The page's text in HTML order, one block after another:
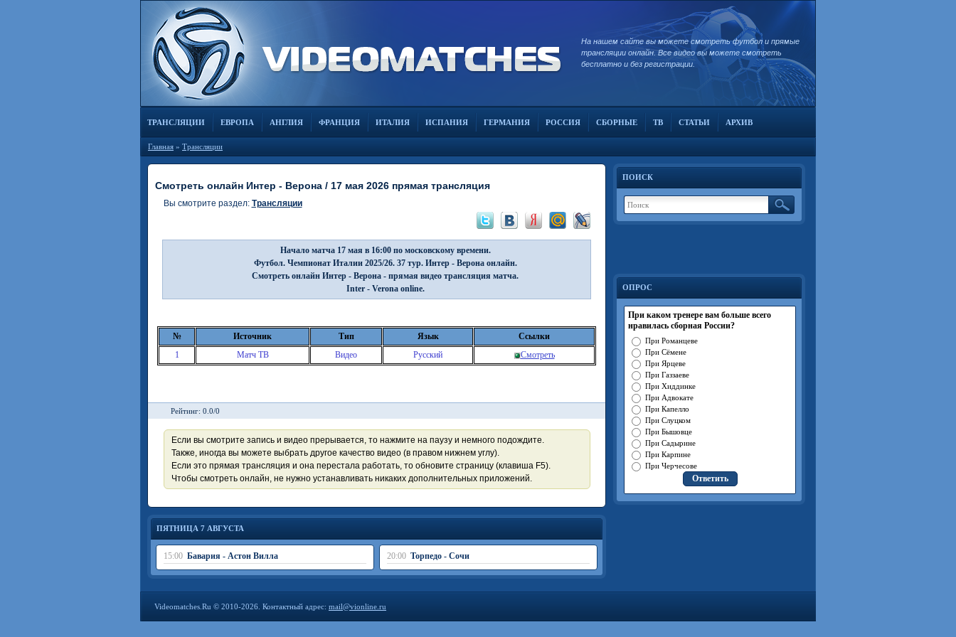
На нашем сайте вы можете смотреть футбол и прямые
трансляции онлайн. Все видео вы можете смотреть
бесплатно и без регистрации.
ТРАНСЛЯЦИИ ЕВРОПА АНГЛИЯ ФРАНЦИЯ ИТАЛИЯ ИСПАНИЯ ГЕРМАНИЯ РОССИЯ СБОРНЫЕ ТВ СТАТЬИ АРХИВ
Главная » Трансляции
Смотреть онлайн Интер - Верона / 17 мая 2026 прямая трансляция
Вы смотрите раздел: Трансляции
Начало матча 17 мая в 16:00 по московскому времени.
Футбол. Чемпионат Италии 2025/26. 37 тур. Интер - Верона онлайн.
Смотреть онлайн Интер - Верона - прямая видео трансляция матча.
Inter - Verona online.
№ Источник Тип Язык
Ссылки
1
Матч ТВ Видео Русский Смотреть
Рейтинг: 0.0/0
Если вы смотрите запись и видео прерывается, то нажмите на паузу и немного подождите.
Также, иногда вы можете выбрать другое качество видео (в правом нижнем углу).
Если это прямая трансляция и она перестала работать, то обновите страницу (клавиша F5).
Чтобы смотреть онлайн, не нужно устанавливать никаких дополнительных приложений.
ПЯТНИЦА 7 АВГУСТА
15:00 Бавария - Астон Вилла 20:00 Торпедо - Сочи
ПОИСК
ОПРОС
При каком тренере вам больше всего
нравилась сборная России?
При Романцеве
При Сёмене
При Ярцеве
При Газзаеве
При Хиддинке
При Адвокате
При Капелло
При Слуцком
При Бышовце
При Садырине
При Карпине
При Черчесове
Videomatches.Ru © 2010-2026. Контактный адрес: mail@vionline.ru